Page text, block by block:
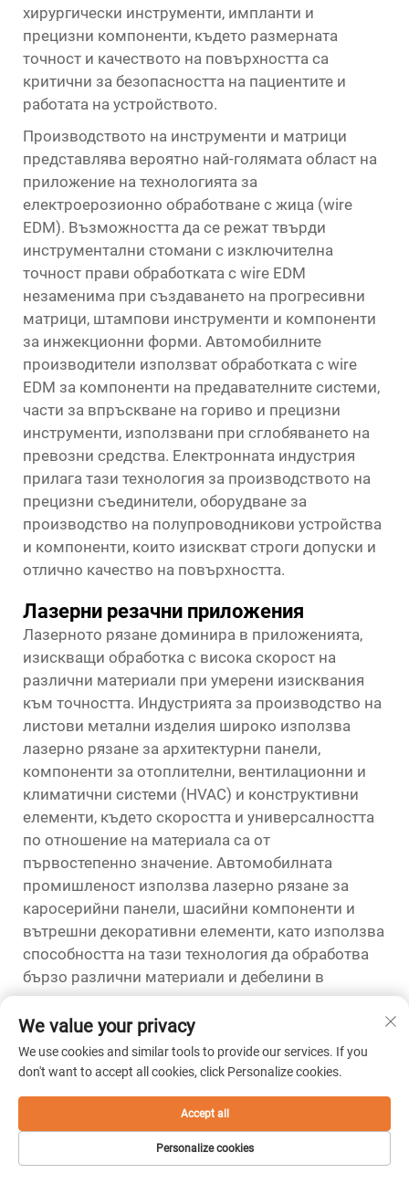
хирургически инструменти, импланти и
прецизни компоненти, където размерната
точност и качеството на повърхността са
критични за безопасността на пациентите и
работата на устройството.
Производството на инструменти и матрици
представлява вероятно най-голямата област на
приложение на технологията за
електроерозионно обработване с жица (wire
EDM). Възможността да се режат твърди
инструментални стомани с изключителна
точност прави обработката с wire EDM
незаменима при създаването на прогресивни
матрици, штампови инструменти и компоненти
за инжекционни форми. Автомобилните
производители използват обработката с wire
EDM за компоненти на предавателните системи,
части за впръскване на гориво и прецизни
инструменти, използвани при сглобяването на
превозни средства. Електронната индустрия
прилага тази технология за производството на
прецизни съединители, оборудване за
производство на полупроводникови устройства
и компоненти, които изискват строги допуски и
отлично качество на повърхността.
Лазерни резачни приложения
Лазерното рязане доминира в приложенията,
изискващи обработка с висока скорост на
различни материали при умерени изисквания
към точността. Индустрията за производство на
листови метални изделия широко използва
лазерно рязане за архитектурни панели,
компоненти за отоплителни, вентилационни и
климатични системи (HVAC) и конструктивни
елементи, където скоростта и универсалността
по отношение на материала са от
първостепенно значение. Автомобилната
промишленост използва лазерно рязане за
каросерийни панели, шасийни компоненти и
вътрешни декоративни елементи, като използва
способността на тази технология да обработва
бързо различни материали и дебелини в
рамките на една и съща производствена линия.
Електронната индустрия използва лазерно
рязане за обработка на печатни платки,
производство на компоненти и изработване на
корпуси, където са необходими прецизни
разрези в непроводими материали. Индустриите
за опаковки и табелни надписи разчитат на
способността на лазерното рязане да обработва
We value your privacy
We use cookies and similar tools to provide our services. If you
don't want to accept all cookies, click Personalize cookies.
Personalize cookies
Accept all